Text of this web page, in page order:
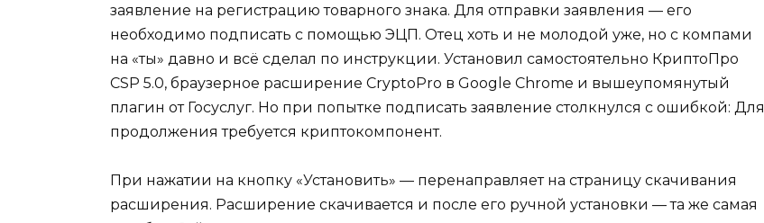
заявление на регистрацию товарного знака. Для отправки заявления — его
необходимо подписать с помощью ЭЦП. Отец хоть и не молодой уже, но с компами
на «ты» давно и всё сделал по инструкции. Установил самостоятельно КриптоПро
CSP 5.0, браузерное расширение CryptoPro в Google Chrome и вышеупомянутый
плагин от Госуслуг. Но при попытке подписать заявление столкнулся с ошибкой: Для
продолжения требуется криптокомпонент.
При нажатии на кнопку «Установить» — перенаправляет на страницу скачивания
расширения. Расширение скачивается и после его ручной установки — та же самая